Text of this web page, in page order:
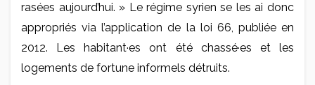
rasées aujourd’hui. » Le régime syrien se les ai donc
appropriés via l’application de la loi 66, publiée en
2012. Les habitant·es ont été chassé·es et les
logements de fortune informels détruits.